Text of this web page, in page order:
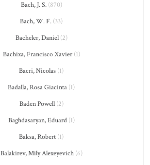
Bach, J. S.(870)
Bach, W. F. (33)
Bacheler, Daniel(2)
Bachixa, Francisco Xavier(1)
Bacri, Nicolas (1)
Badalla, Rosa Giacinta (1)
Baden Powell(2)
Baghdasaryan, Eduard(1)
Baksa, Robert (1)
Balakirev, Mily Alexeyevich(6)